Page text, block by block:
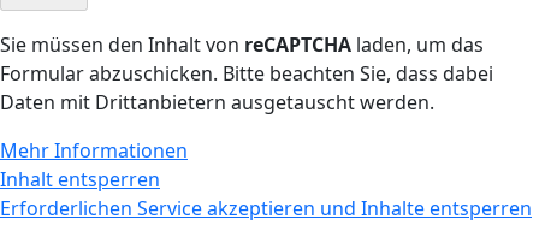
Sie müssen den Inhalt von reCAPTCHA laden, um das
Formular abzuschicken. Bitte beachten Sie, dass dabei
Daten mit Drittanbietern ausgetauscht werden.
Mehr Informationen
Inhalt entsperren
Erforderlichen Service akzeptieren und Inhalte entsperren